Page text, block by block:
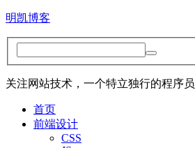
明凯博客
关注网站技术，一个特立独行的程序员
首页
前端设计
CSS